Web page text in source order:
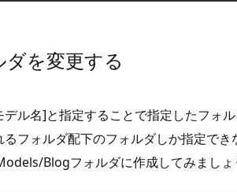
を変更する
ル名]と指定することで指定したフォル
フォルダ配下のフォルダしか指定で
Blogフォルダに作成してみましょ